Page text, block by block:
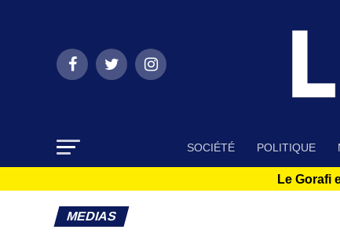
SOCIÉTÉ POLITIQUE
Le Gorafi
MEDIAS